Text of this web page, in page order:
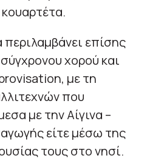
επίσης
χορού και
με τη
που
με την Αίγινα –
είτε μέσω της
τους στο νησί.